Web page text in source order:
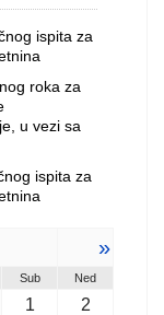
ispita za
roka za
u vezi sa
ispita za
»
Sub Ned
1
2